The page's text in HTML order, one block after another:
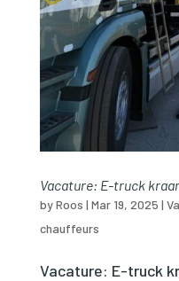
Vacature: E-truck
byRoos | Mar 19, 2025 |
chauffeurs
Vacature: E-truck